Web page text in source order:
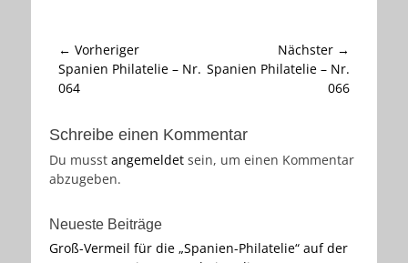
Beitragsnavigation
← Vorheriger
Vorheriger
Beitrag:
Spanien Philatelie – Nr.
064
Nächster →
Nächster
Spanien Philatelie – Nr.
066
Schreibe einen Kommentar
Du musst angemeldet sein, um einen Kommentar
abzugeben.
Neueste Beiträge
Groß-Vermeil für die „Spanien-Philatelie“ auf der